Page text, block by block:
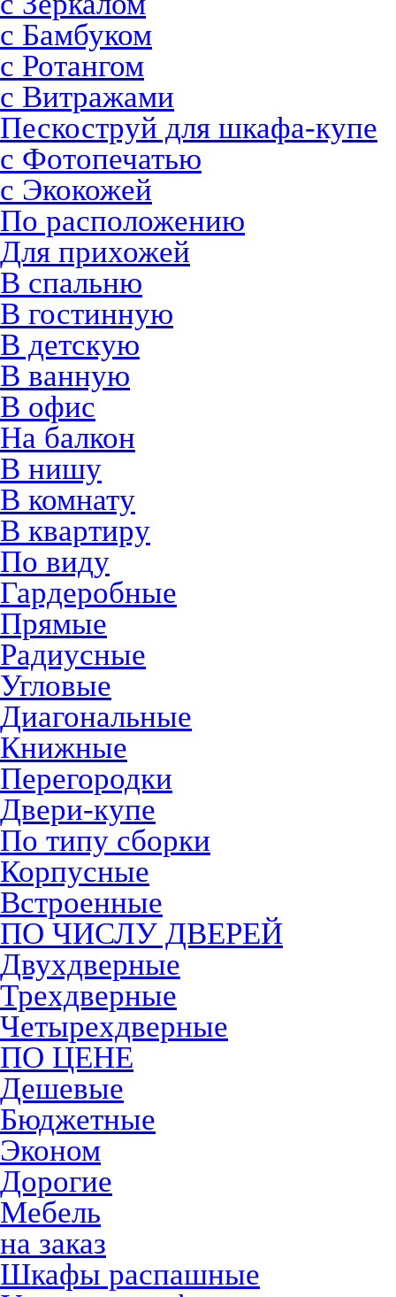
с Бамбуком
с Ротангом
с Витражами
Пескоструй для шкафа-купе
с Фотопечатью
с Экокожей
По расположению
Для прихожей
В спальню
В гостинную
В детскую
В ванную
В офис
На балкон
В нишу
В комнату
В квартиру
По виду
Гардеробные
Прямые
Радиусные
Угловые
Диагональные
Книжные
Перегородки
Двери-купе
По типу сборки
Корпусные
Встроенные
ПО ЧИСЛУ ДВЕРЕЙ
Двухдверные
Трехдверные
Четырехдверные
ПО ЦЕНЕ
Дешевые
Бюджетные
Эконом
Дорогие
Мебель
на заказ
Шкафы распашные